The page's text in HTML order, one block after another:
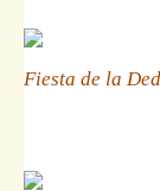
Fiesta de la